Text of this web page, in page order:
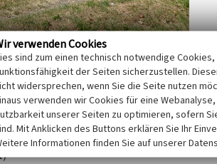
wurde ausgewählt, da hier der Kölner
ehemaligen „Via Belgica“ durchläuft.
und hat begrenzte
, beginnt zudem die „Fahrradroute
verwenden Cookies
sind zum einen technisch notwendige Cookies,
der Seiten sicherzustellen.
widersprechen, wenn Sie die Seite nutzen
verwenden wir Cookies für eine
unserer Seiten zu optimieren, sofern
Mit Anklicken des Buttons erklären Sie Ihr
Informationen finden Sie auf unserer